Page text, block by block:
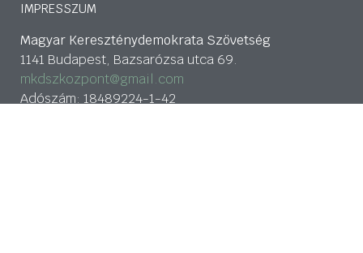
IMPRESSZUM
Magyar Kereszténydemokrata Szövetség
1141 Budapest, Bazsarózsa utca 69.
mkdszkozpont@gmail.com
Adószám: 18489224-1-42